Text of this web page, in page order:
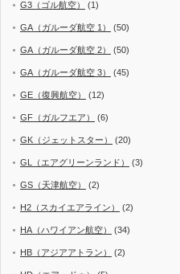
G3（ゴル航空） (1)
GA（ガルーダ航空 1） (50)
GA（ガルーダ航空 2） (50)
GA（ガルーダ航空 3） (45)
GE（復興航空） (12)
GF（ガルフエア） (6)
GK（ジェットスター） (20)
GL（エアグリーンランド） (3)
GS（天津航空） (2)
H2（スカイエアライン） (2)
HA（ハワイアン航空） (34)
HB（アジアアトラン） (2)